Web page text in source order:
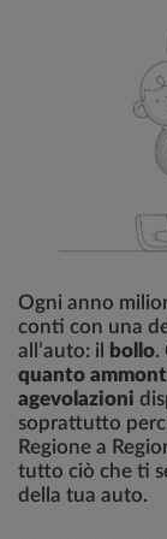
Ogni anno
conti con una
all’auto: il
bollo.
quanto
agevolazioni
soprattutto
Regione a
tutto ciò che ti
della tua auto.